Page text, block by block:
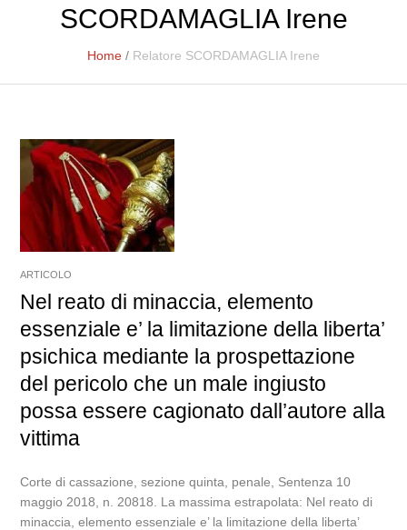
SCORDAMAGLIA Irene
Home / Relatore SCORDAMAGLIA Irene
ARTICOLO
Nel reato di minaccia, elemento
essenziale e’ la limitazione della liberta’
psichica mediante la prospettazione
del pericolo che un male ingiusto
possa essere cagionato dall’autore alla
vittima
Corte di cassazione, sezione quinta, penale, Sentenza 10
maggio 2018, n. 20818. La massima estrapolata: Nel reato di
minaccia, elemento essenziale e’ la limitazione della liberta’